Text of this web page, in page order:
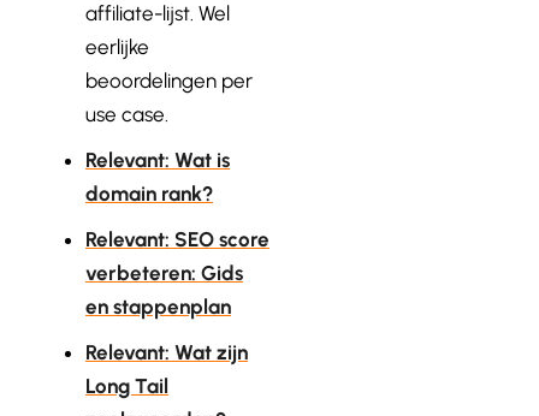
affiliate-lijst. Wel
eerlijke
beoordelingen per
use case.
Relevant: Wat is
domain rank?
Relevant: SEO score
verbeteren: Gids
en stappenplan
Relevant: Wat zijn
Long Tail